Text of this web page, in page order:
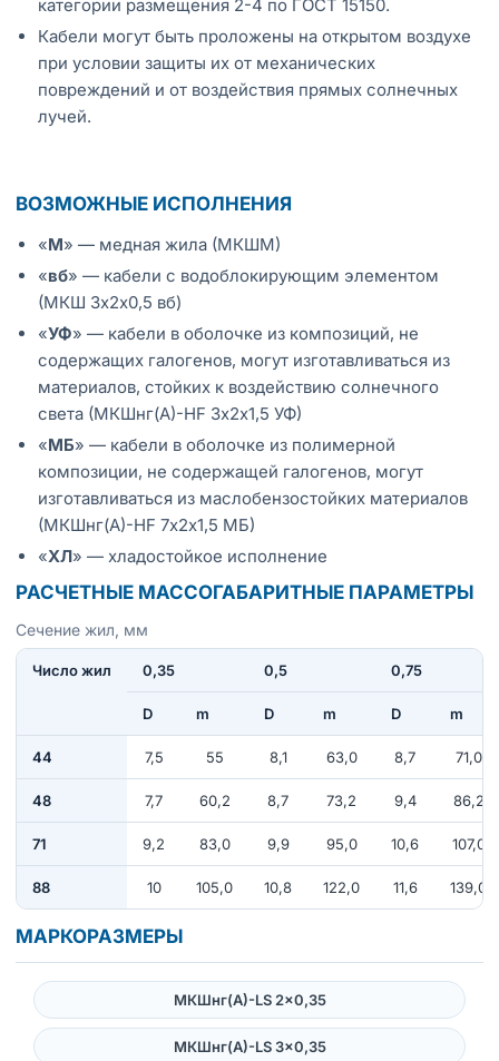
категории размещения 2-4 по ГОСТ 15150.
Кабели могут быть проложены на открытом воздухе
при условии защиты их от механических
повреждений и от воздействия прямых солнечных
лучей.
ВОЗМОЖНЫЕ ИСПОЛНЕНИЯ
«М» — медная жила (МКШМ)
«вб» — кабели с водоблокирующим элементом
(МКШ 3х2х0,5 вб)
«УФ» — кабели в оболочке из композиций, не
содержащих галогенов, могут изготавливаться из
материалов, стойких к воздействию солнечного
света (МКШнг(А)-HF 3х2х1,5 УФ)
«МБ» — кабели в оболочке из полимерной
композиции, не содержащей галогенов, могут
изготавливаться из маслобензостойких материалов
(МКШнг(А)-HF 7х2х1,5 МБ)
«ХЛ» — хладостойкое исполнение
РАСЧЕТНЫЕ МАССОГАБАРИТНЫЕ ПАРАМЕТРЫ
Сечение жил, мм
Число жил 0,35 0,5 0,75
D m D m D m
44 7,5 55 8,1 63,0 8,7 71,0
48 7,7 60,2 8,7 73,2 9,4 86,2
71 9,2 83,0 9,9 95,0 10,6 107,0
88 10 105,0 10,8 122,0 11,6 139,0
МАРКОРАЗМЕРЫ
МКШнг(А)-LS 2×0,35
МКШнг(А)-LS 3×0,35